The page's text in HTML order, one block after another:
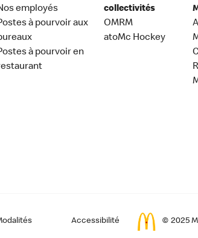
employés
à pourvoir aux
à pourvoir en
collectivités
OMRM
atoMc Hockey
Accessibilité © 2025